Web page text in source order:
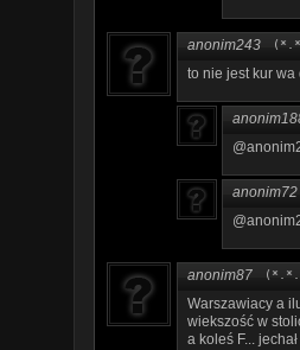
anonim243
to nie jest kur wa
anonim72
anonim87
Warszawiacy a
wiekszość w
a koleś F...